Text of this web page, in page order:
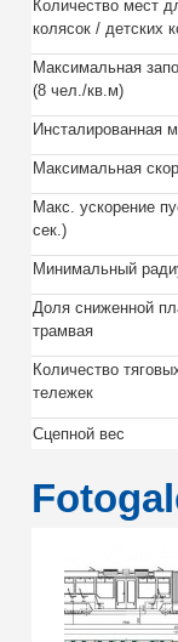
Количество мест
колясок / детских
Максимальная
(8 чел./кв.м)
Инсталированная
Максимальная
Макс. ускорение
сек.)
Минимальный
Доля сниженной
трамвая
Количество
тележек
Сцепной вес